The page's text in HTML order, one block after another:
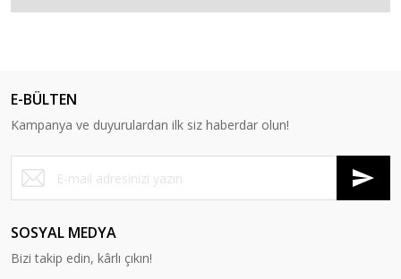
E-BÜLTEN
Kampanya ve duyurulardan ilk siz haberdar olun!
SOSYAL MEDYA
Bizi takip edin, kârlı çıkın!